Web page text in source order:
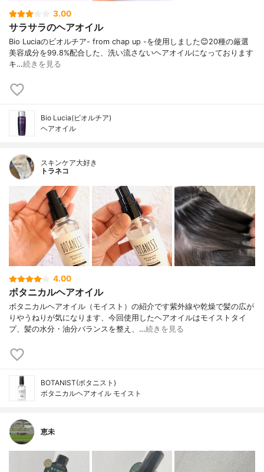
3.00
サラサラのヘアオイル
Bio Luciaのビオルチア- from chap up -を使用しました😊20種の厳選
美容成分を99.8%配合した、洗い流さないヘアオイルになっております
キ…続きを見る
Bio Lucia(ビオルチア)
ヘアオイル
スキンケア大好き
トラネコ
4.00
ボタニカルヘアオイル
ボタニカルヘアオイル（モイスト）の紹介です紫外線や乾燥で髪の広が
りやうねりが気になります、今回使用したヘアオイルはモイストタイ
プ、髪の水分・油分バランスを整え、…続きを見る
BOTANIST(ボタニスト)
ボタニカルヘアオイル モイスト
恵未